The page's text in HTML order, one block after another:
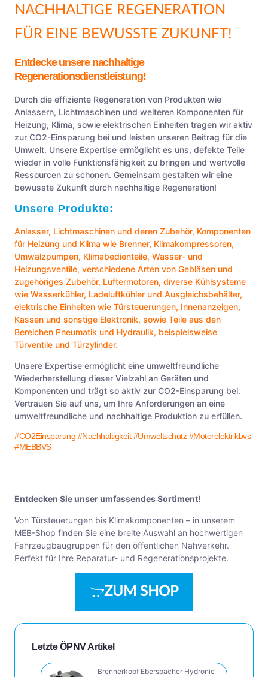
NACHHALTIGE REGENERATION
FÜR EINE BEWUSSTE ZUKUNFT!
Entdecke unsere nachhaltige
Regenerationsdienstleistung!
Durch die effiziente Regeneration von Produkten wie
Anlassern, Lichtmaschinen und weiteren Komponenten für
Heizung, Klima, sowie elektrischen Einheiten tragen wir aktiv
zur CO2-Einsparung bei und leisten unseren Beitrag für die
Umwelt. Unsere Expertise ermöglicht es uns, defekte Teile
wieder in volle Funktionsfähigkeit zu bringen und wertvolle
Ressourcen zu schonen. Gemeinsam gestalten wir eine
bewusste Zukunft durch nachhaltige Regeneration!
Unsere Produkte:
Anlasser, Lichtmaschinen und deren Zubehör, Komponenten
für Heizung und Klima wie Brenner, Klimakompressoren,
Umwälzpumpen, Klimabedienteile, Wasser- und
Heizungsventile, verschiedene Arten von Gebläsen und
zugehöriges Zubehör, Lüftermotoren, diverse Kühlsysteme
wie Wasserkühler, Ladeluftkühler und Ausgleichsbehälter,
elektrische Einheiten wie Türsteuerungen, Innenanzeigen,
Kassen und sonstige Elektronik, sowie Teile aus den
Bereichen Pneumatik und Hydraulik, beispielsweise
Türventile und Türzylinder.
Unsere Expertise ermöglicht eine umweltfreundliche
Wiederherstellung dieser Vielzahl an Geräten und
Komponenten und trägt so aktiv zur CO2-Einsparung bei.
Vertrauen Sie auf uns, um Ihre Anforderungen an eine
umweltfreundliche und nachhaltige Produktion zu erfüllen.
#CO2Einsparung #Nachhaltigkeit #Umweltschutz #Motorelektrikbvs
#MEBBVS
Entdecken Sie unser umfassendes Sortiment!
Von Türsteuerungen bis Klimakomponenten – in unserem
MEB-Shop finden Sie eine breite Auswahl an hochwertigen
Fahrzeugbaugruppen für den öffentlichen Nahverkehr.
Perfekt für Ihre Reparatur- und Regenerationsprojekte.
ZUM SHOP
Letzte ÖPNV Artikel
Brennerkopf Eberspächer Hydronic